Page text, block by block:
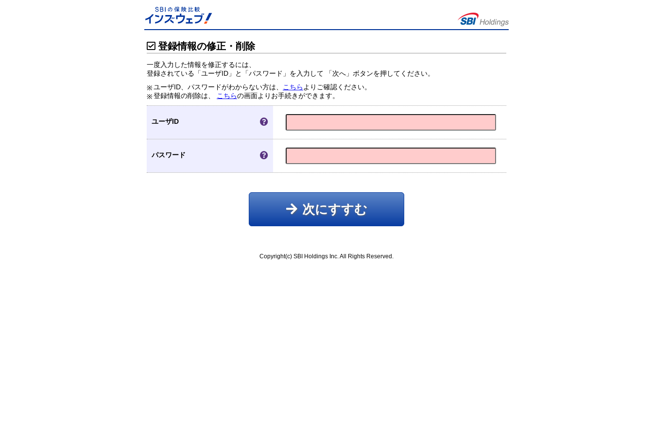
登録情報の修正・削除
一度入力した情報を修正するには、
登録されている「ユーザID」と「パスワード」を入力して 「次へ」ボタンを押してください。
ユーザID、パスワードがわからない方は、
こちら よりご確認ください。
登録情報の削除は、
こちらの画面よりお手続きができます。
ユーザID
パスワード
次にすすむ
Copyright(c) SBI Holdings Inc. All Rights Reserved.